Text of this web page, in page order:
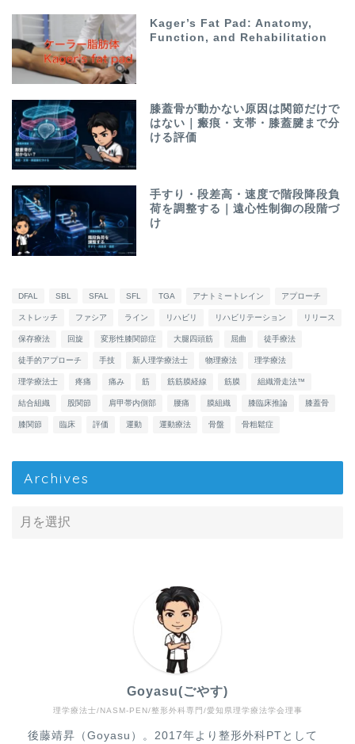
Kager’s Fat Pad: Anatomy,
Function, and Rehabilitation
膝蓋骨が動かない原因は関節だけで
はない｜瘢痕・支帯・膝蓋腱まで分
ける評価
手すり・段差高・速度で階段降段負
荷を調整する｜遠心性制御の段階づ
け
DFAL SBL SFAL SFL TGA アナトミートレイン アプローチ
ストレッチ ファシア ライン リハビリ リハビリテーション リリース
保存療法 回旋 変形性膝関節症 大腿四頭筋 屈曲 徒手療法
徒手的アプローチ 手技 新人理学療法士 物理療法 理学療法
理学療法士 疼痛 痛み 筋 筋筋膜経線 筋膜 組織滑走法™
結合組織 股関節 肩甲帯内側部 腰痛 膜組織 膝臨床推論 膝蓋骨
膝関節 臨床 評価 運動 運動療法 骨盤 骨粗鬆症
Archives
理学療法士/NASM-PEN/整形外科専門/愛知県理学療法学会理事
Goyasu(ごやす)
後藤靖昇（Goyasu）。2017年より整形外科PTとして